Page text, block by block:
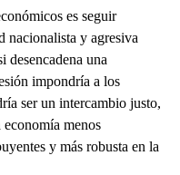
es seguir
nacionalista y agresiva
desencadena una
impondría a los
ser un intercambio justo,
menos
y más robusta en la